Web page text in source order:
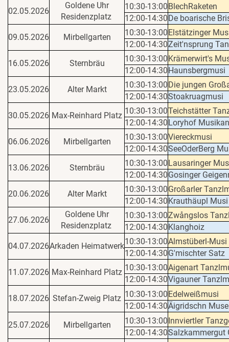
02.05.2026
Goldene Uhr
Residenzplatz
10:30-13:00BlechRaketen
12:00-14:30De boarische
09.05.2026
Mirbellgarten 10:30-13:00Elstätzinger
12:00-14:30Zeit'nsprung
16.05.2026
Sternbräu 10:30-13:00Krämerwirt's
12:00-14:30Haunsbergmusi
23.05.2026
Alter Markt 10:30-13:00Die jungen
12:00-14:30Stoakruagmusi
30.05.2026 Max-Reinhard Platz 10:30-13:00Teichstätter
12:00-14:30Loryhof
06.06.2026
Mirbellgarten 10:30-13:00Viereckmusi
12:00-14:30SeeOderBerg
13.06.2026
Sternbräu 10:30-13:00Lausaringer
12:00-14:30Gosinger
20.06.2026
Alter Markt 10:30-13:00Großarler
12:00-14:30Krauthäupl Musi
27.06.2026
Goldene Uhr
Residenzplatz
10:30-13:00Zwångslos
12:00-14:30Klanghoiz
04.07.2026Arkaden Heimatwerk10:30-13:00Almstüberl-Musi
12:00-14:30G'mischter Satz
11.07.2026 Max-Reinhard Platz 10:30-13:00Aigenart
12:00-14:30Vigauner
18.07.2026 Stefan-Zweig Platz 10:30-13:00Edelweißmusi
12:00-14:30Äigridschn Muse
25.07.2026
Mirbellgarten 10:30-13:00Innviertler
12:00-14:30Salzkammergut